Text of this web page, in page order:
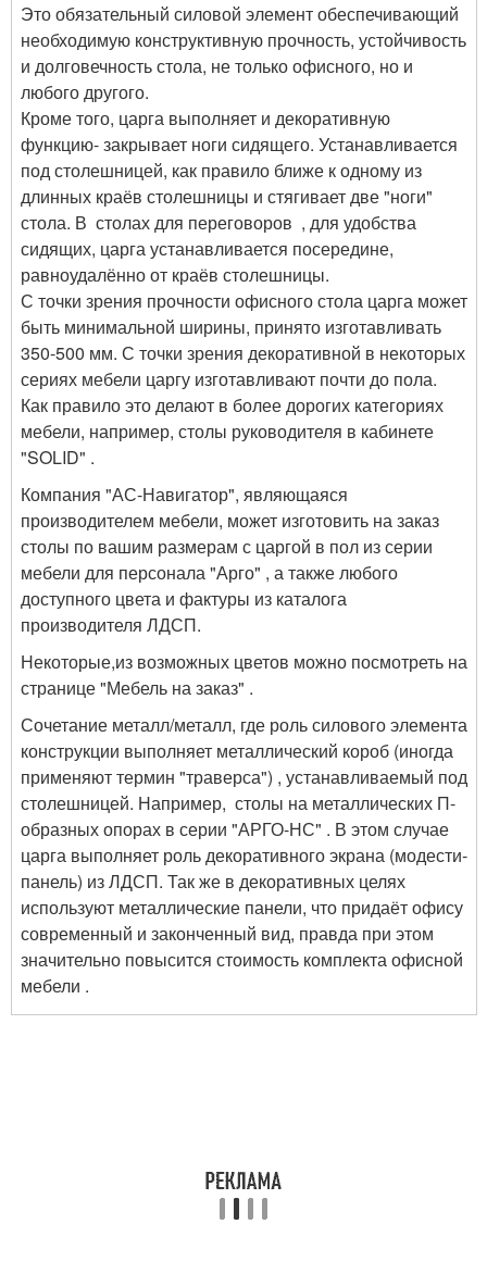
Это обязательный силовой элемент обеспечивающий
необходимую конструктивную прочность, устойчивость
и долговечность стола, не только офисного, но и
любого другого.
Кроме того, царга выполняет и декоративную
функцию- закрывает ноги сидящего. Устанавливается
под столешницей, как правило ближе к одному из
длинных краёв столешницы и стягивает две "ноги"
стола. В столах для переговоров , для удобства
сидящих, царга устанавливается посередине,
равноудалённо от краёв столешницы.
С точки зрения прочности офисного стола царга может
быть минимальной ширины, принято изготавливать
350-500 мм. С точки зрения декоративной в некоторых
сериях мебели царгу изготавливают почти до пола.
Как правило это делают в более дорогих категориях
мебели, например, столы руководителя в кабинете
"SOLID" .
Компания "АС-Навигатор", являющаяся
производителем мебели, может изготовить на заказ
столы по вашим размерам с царгой в пол из серии
мебели для персонала "Арго" , а также любого
доступного цвета и фактуры из каталога
производителя ЛДСП.
Некоторые,из возможных цветов можно посмотреть на
странице "Мебель на заказ" .
Сочетание металл/металл, где роль силового элемента
конструкции выполняет металлический короб (иногда
применяют термин "траверса") , устанавливаемый под
столешницей. Например, столы на металлических П-
образных опорах в серии "АРГО-НС" . В этом случае
царга выполняет роль декоративного экрана (модести-
панель) из ЛДСП. Так же в декоративных целях
используют металлические панели, что придаёт офису
современный и законченный вид, правда при этом
значительно повысится стоимость комплекта офисной
мебели .